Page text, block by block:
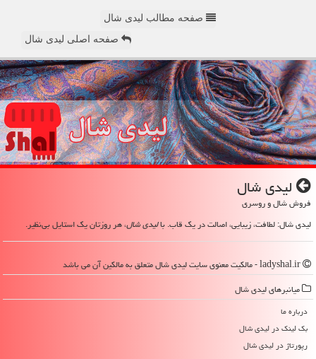
صفحه مطالب لیدی شال
صفحه اصلی لیدی شال
لیدی شال
فروش شال و روسری
لیدی شال: لطافت، زیبایی، اصالت در یک قاب. بالیدی شال، هر روزتان یک استایل بی‌نظیر.
میانبرهای لیدی شال
درباره ما
بک لینک در لیدی شال
رپورتاژ در لیدی شال